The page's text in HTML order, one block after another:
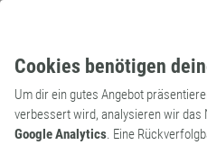
Cookies benötigen
Um dir ein gutes Angebot
verbessert wird, analysieren wir das
Google Analytics. Eine